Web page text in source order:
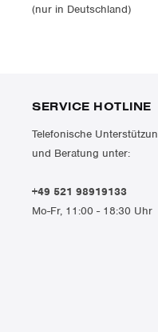
(nur in Deutschland)
SERVICE HOTLINE
Telefonische
und Beratung unter:
+49 521 98919133
Mo-Fr, 11:00 - 18:30 Uhr